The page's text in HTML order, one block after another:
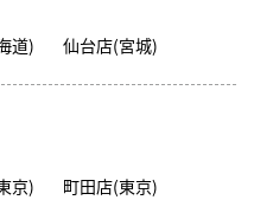
道) 仙台店(宮城)
京)
町田店(東京)